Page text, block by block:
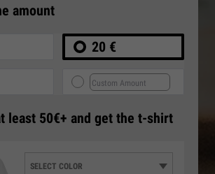
amount
20 €
least 50€+ and get the t-shirt